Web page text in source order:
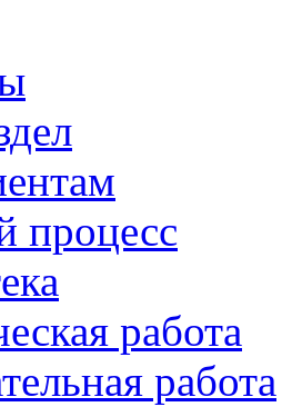
процесс
работа
работа